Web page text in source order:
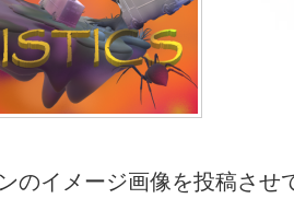
のイメージ画像を投稿させ